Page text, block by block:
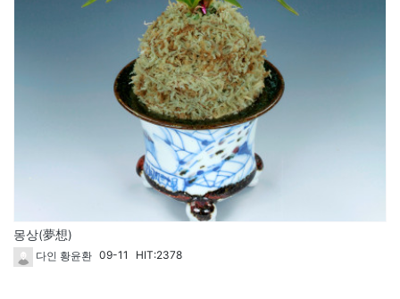
몽상(夢想)
다인 황윤환 09-11 HIT:2378